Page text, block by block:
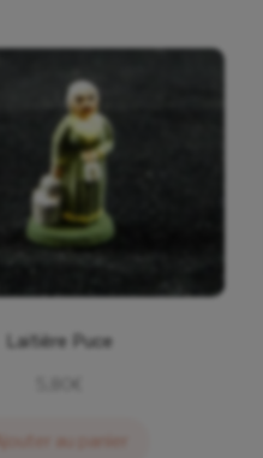
Laitière Puce
Ajouter au panier